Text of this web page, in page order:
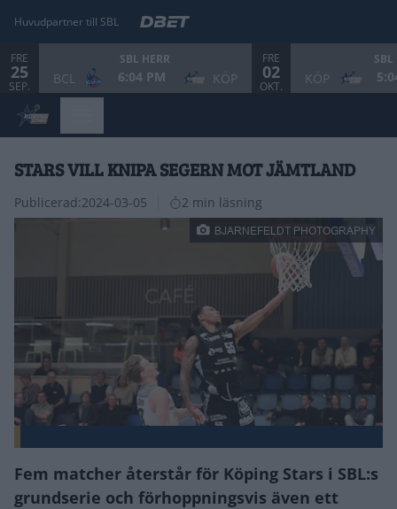
Huvudpartner till SBL
FRE
25
SEP.
SBL HERR
BCL 6:04 PM KÖP
FRE
02
OKT.
SBL
KÖP
STARS VILL KNIPA SEGERN MOT JÄMTLAND
Publicerad:2024-03-05 2 min läsning
BJARNEFELDT PHOTOGRAPHY
Fem matcher återstår för Köping Stars i SBL:s
grundserie och förhoppningsvis även ett